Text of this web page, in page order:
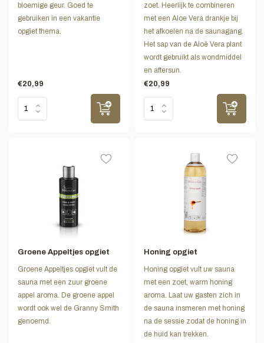
bloemige geur. Goed te
gebruiken in een vakantie
opgiet thema.
€20,99
zoet. Heerlijk te combineren
met een Aloe Vera drankje bij
het afkoelen na de saunagang.
Het sap van de Aloë Vera plant
wordt gebruikt als wondmiddel
en aftersun.
€20,99
Groene Appeltjes opgiet
Groene Appeltjes opgiet vult de
sauna met een zuur groene
appel aroma. De groene appel
wordt ook wel de Granny Smith
genoemd.
Honing opgiet
Honing opgiet vult uw sauna
met een zoet, warm honing
aroma. Laat uw gasten zich in
de sauna insmeren met honing
na de sessie zodat de honing in
de huid kan trekken.